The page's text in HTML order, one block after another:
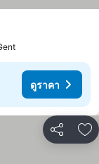
ดูราคา
แชร์ เ